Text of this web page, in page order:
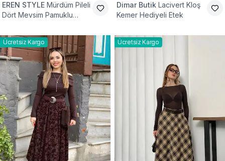
EREN STYLE Mürdüm Pileli
Dört Mevsim Pamuklu
Dimar Butik Lacivert Kloş
Kemer Hediyeli Etek
Ücretsiz Kargo Ücretsiz Kargo